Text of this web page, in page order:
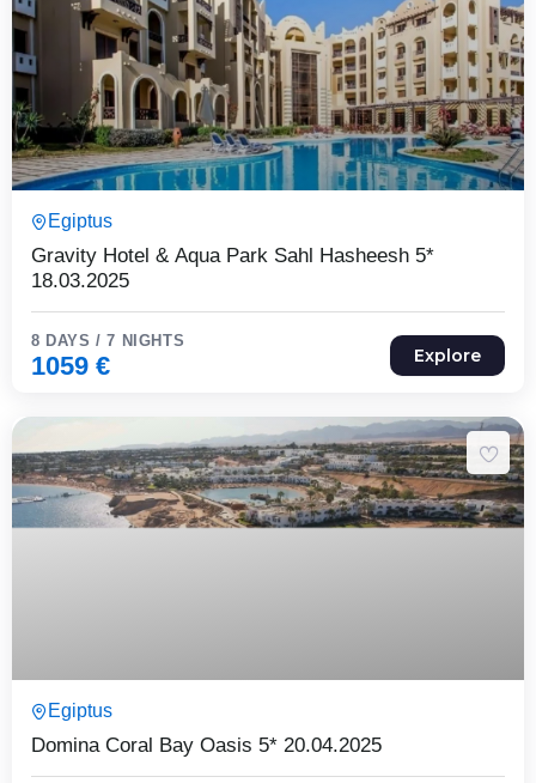
Egiptus
Gravity Hotel & Aqua Park Sahl Hasheesh 5*
18.03.2025
8 DAYS / 7 NIGHTS
1059 € Explore
Egiptus
Domina Coral Bay Oasis 5* 20.04.2025